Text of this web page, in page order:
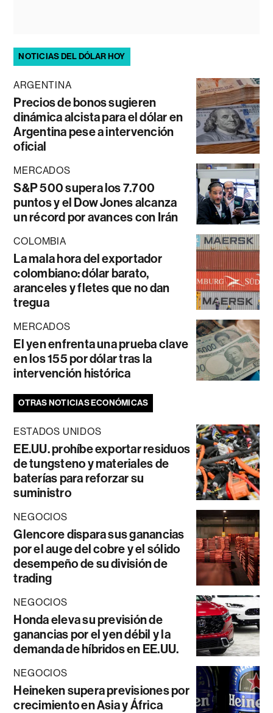
NOTICIAS DEL DÓLAR HOY
ARGENTINA
Precios de bonos sugieren
dinámica alcista para el dólar en
Argentina pese a intervención
oficial
MERCADOS
S&P 500 supera los 7.700
puntos y el Dow Jones alcanza
un récord por avances con Irán
COLOMBIA
La mala hora del exportador
colombiano: dólar barato,
aranceles y fletes que no dan
tregua
MERCADOS
El yen enfrenta una prueba clave
en los 155 por dólar tras la
intervención histórica
OTRAS NOTICIAS ECONÓMICAS
ESTADOS UNIDOS
EE.UU. prohíbe exportar residuos
de tungsteno y materiales de
baterías para reforzar su
suministro
NEGOCIOS
Glencore dispara sus ganancias
por el auge del cobre y el sólido
desempeño de su división de
trading
NEGOCIOS
Honda eleva su previsión de
ganancias por el yen débil y la
demanda de híbridos en EE.UU.
NEGOCIOS
Heineken supera previsiones por
crecimiento en Asia y África